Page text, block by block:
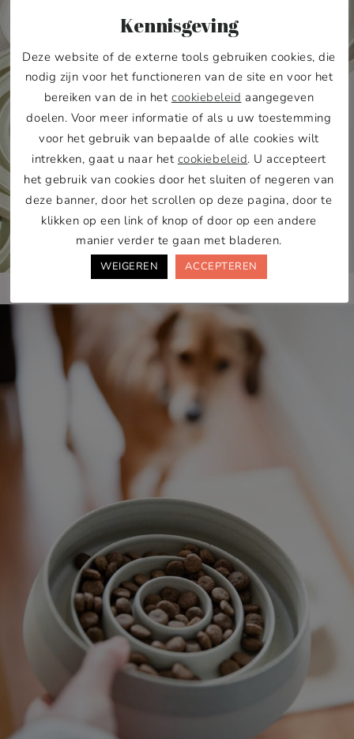
Kennisgeving
Deze website of de externe tools gebruiken cookies, die
nodig zijn voor het functioneren van de site en voor het
bereiken van de in het cookiebeleid aangegeven
doelen. Voor meer informatie of als u uw toestemming
voor het gebruik van bepaalde of alle cookies wilt
intrekken, gaat u naar het cookiebeleid. U accepteert
het gebruik van cookies door het sluiten of negeren van
deze banner, door het scrollen op deze pagina, door te
klikken op een link of knop of door op een andere
manier verder te gaan met bladeren.
WEIGEREN ACCEPTEREN